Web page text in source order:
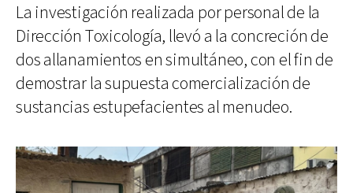
La investigación realizada por personal de la
Dirección Toxicología, llevó a la concreción de
dos allanamientos en simultáneo, con el fin de
demostrar la supuesta comercialización de
sustancias estupefacientes al menudeo.